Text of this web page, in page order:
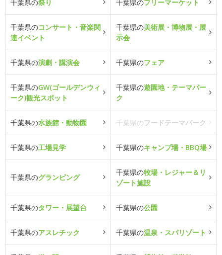
千葉県の祭り 千葉県のフリーマーケット
千葉県のコンサート・音楽関
連イベント
千葉県の美術展・博物展・展
示会
千葉県の演劇・講演会 千葉県のフェア
千葉県のGW(ゴールデンウィ
ーク)観光スポット
千葉県の遊園地・テーマパー
ク
千葉県の水族館・動物園 千葉県のフードテーマパーク
千葉県の工場見学 千葉県のキャンプ場・BBQ場
千葉県のグランピング
千葉県の牧場・レジャー＆リ
ゾート施設
千葉県のタワー・展望台 千葉県の公園
千葉県のアスレチック 千葉県の温泉・スパリゾート